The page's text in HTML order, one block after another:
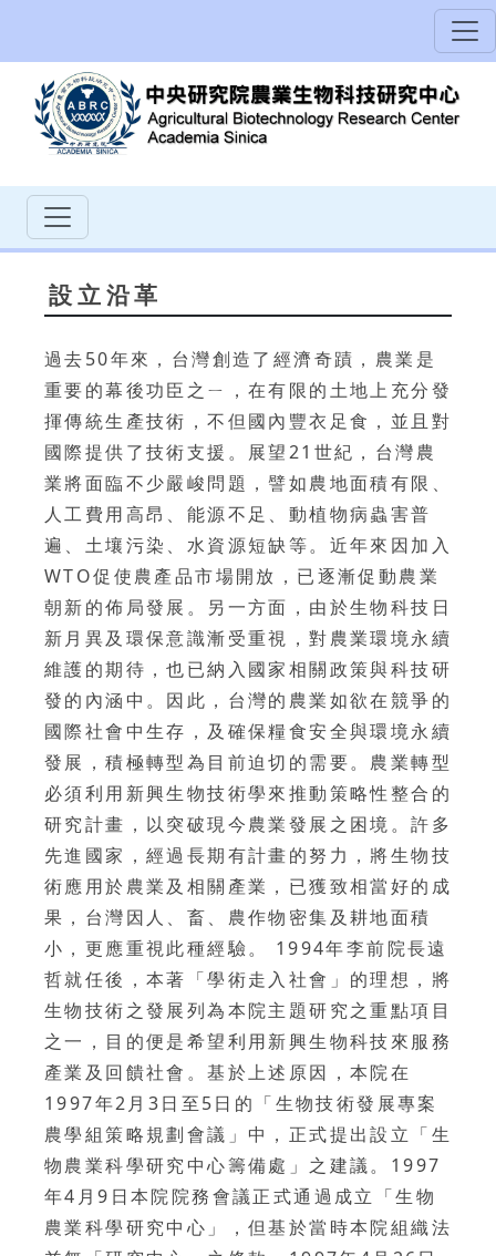
設立沿革
過去50年來，台灣創造了經濟奇蹟，農業是
重要的幕後功臣之ㄧ，在有限的土地上充分發
揮傳統生產技術，不但國內豐衣足食，並且對
國際提供了技術支援。展望21世紀，台灣農
業將面臨不少嚴峻問題，譬如農地面積有限、
人工費用高昂、能源不足、動植物病蟲害普
遍、土壤污染、水資源短缺等。近年來因加入
WTO促使農產品市場開放，已逐漸促動農業
朝新的佈局發展。另一方面，由於生物科技日
新月異及環保意識漸受重視，對農業環境永續
維護的期待，也已納入國家相關政策與科技研
發的內涵中。因此，台灣的農業如欲在競爭的
國際社會中生存，及確保糧食安全與環境永續
發展，積極轉型為目前迫切的需要。農業轉型
必須利用新興生物技術學來推動策略性整合的
研究計畫，以突破現今農業發展之困境。許多
先進國家，經過長期有計畫的努力，將生物技
術應用於農業及相關產業，已獲致相當好的成
果，台灣因人、畜、農作物密集及耕地面積
小，更應重視此種經驗。 1994年李前院長遠
哲就任後，本著「學術走入社會」的理想，將
生物技術之發展列為本院主題研究之重點項目
之一，目的便是希望利用新興生物科技來服務
產業及回饋社會。基於上述原因，本院在
1997年2月3日至5日的「生物技術發展專案
農學組策略規劃會議」中，正式提出設立「生
物農業科學研究中心籌備處」之建議。1997
年4月9日本院院務會議正式通過成立「生物
農業科學研究中心」，但基於當時本院組織法